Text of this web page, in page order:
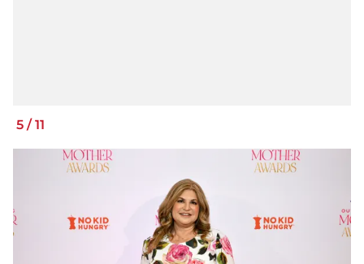
5 /11